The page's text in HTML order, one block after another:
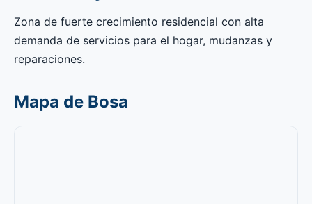
Zona de fuerte crecimiento residencial con alta
demanda de servicios para el hogar, mudanzas y
reparaciones.
Mapa de Bosa